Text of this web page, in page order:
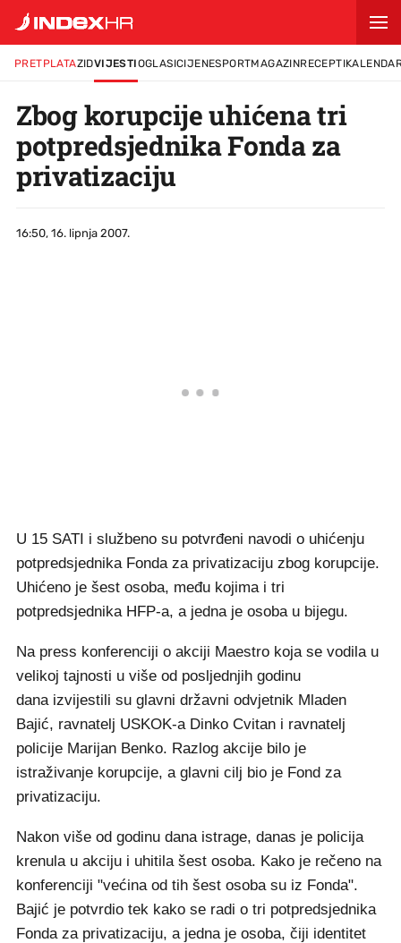
PRETPLATAZIDVIJESTIOGLASICIJENESPORTMAGAZINRECEPTI
Zbog korupcije uhićena tri
potpredsjednika Fonda za
privatizaciju
16:50, 16. lipnja 2007.
U 15 SATI i službeno su potvrđeni navodi o uhićenju
potpredsjednika Fonda za privatizaciju zbog korupcije.
Uhićeno je šest osoba, među kojima i tri
potpredsjednika HFP-a, a jedna je osoba u bijegu.
Na press konferenciji o akciji Maestro koja se vodila u
velikoj tajnosti u više od posljednjih godinu
dana izvijestili su glavni državni odvjetnik Mladen
Bajić, ravnatelj USKOK-a Dinko Cvitan i ravnatelj
policije Marijan Benko. Razlog akcije bilo je
istraživanje korupcije, a glavni cilj bio je Fond za
privatizaciju.
Nakon više od godinu dana istrage, danas je policija
krenula u akciju i uhitila šest osoba. Kako je rečeno na
konferenciji "većina od tih šest osoba su iz Fonda".
Bajić je potvrdio tek kako se radi o tri potpredsjednika
Fonda za privatizaciju, a jedna je osoba, čiji identitet